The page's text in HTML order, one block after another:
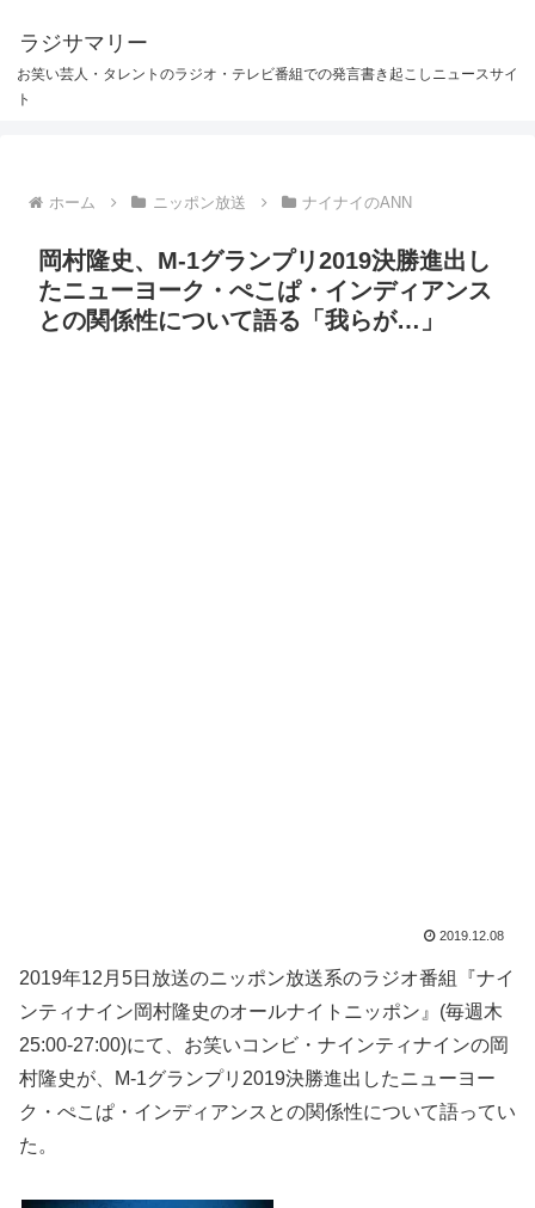
ラジサマリー
お笑い芸人・タレントのラジオ・テレビ番組での発言書き起こしニュースサイ
ト
ホーム ニッポン放送 ナイナイのANN
岡村隆史、M-1グランプリ2019決勝進出し
たニューヨーク・ぺこぱ・インディアンス
との関係性について語る「我らが…」
2019.12.08
2019年12月5日放送のニッポン放送系のラジオ番組『ナイ
ンティナイン岡村隆史のオールナイトニッポン』(毎週木
25:00-27:00)にて、お笑いコンビ・ナインティナインの岡
村隆史が、M-1グランプリ2019決勝進出したニューヨー
ク・ぺこぱ・インディアンスとの関係性について語ってい
た。